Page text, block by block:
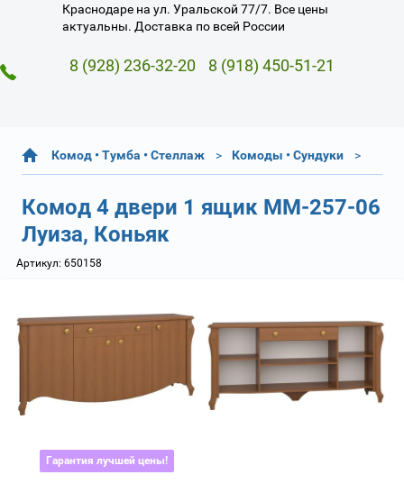
Краснодаре на ул. Уральской 77/7. Все цены
актуальны. Доставка по всей России
8 (928) 236-32-20 8 (918) 450-51-21
Комод • Тумба • Стеллаж Комоды • Сундуки
Комод 4 двери 1 ящик ММ-257-06
Луиза, Коньяк
Артикул: 650158
Гарантия лучшей цены!